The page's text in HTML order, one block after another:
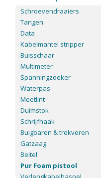
Schroevendraaiers
Tangen
Data
Kabelmantel stripper
Buisschaar
Multimeter
Spanningzoeker
Waterpas
Meetlint
Duimstok
Schrijfhaak
Buigbaren & trekveren
Gatzaag
Beitel
Pur Foam pistool